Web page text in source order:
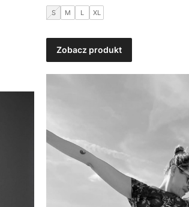
S M L XL
Zobacz produkt